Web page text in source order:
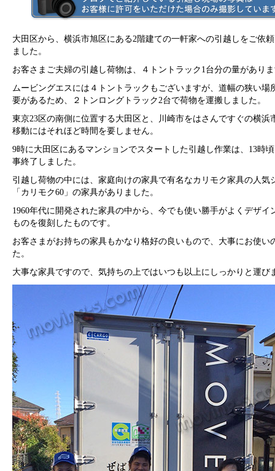
大田区から、横浜市旭区にある2階建ての一軒家への引越しをご依
ました。
お客さまご夫婦の引越し荷物は、４トントラック1台分の量があり
ムービングエスには４トントラックもございますが、道幅の狭い場
要があるため、２トンロングトラック2台で荷物を運搬しました。
東京23区の南側に位置する大田区と、川崎市をはさんですぐの横浜
移動にはそれほど時間を要しません。
9時に大田区にあるマンションでスタートした引越し作業は、13時
事終了しました。
引越し荷物の中には、家庭向けの家具で有名なカリモク家具の人気
「カリモク60」の家具がありました。
1960年代に開発された家具の中から、今でも使い勝手がよくデザイ
ものを復刻したものです。
お客さまがお持ちの家具もかなり格好の良いもので、大事にお使い
た。
大事な家具ですので、気持ちの上ではいつも以上にしっかりと運び